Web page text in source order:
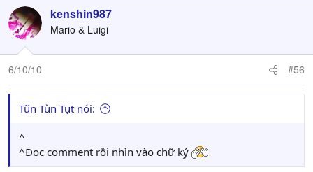
kenshin987
Mario & Luigi
6/10/10 #56
Tũn Tùn Tụt nói:
^
^Đọc comment rồi nhìn vào chữ ký